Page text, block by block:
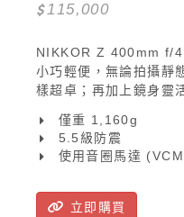
115,000
NIKKOR Z 400mm f/
小巧輕便，無論拍攝靜
樣超卓；再加上鏡身靈
僅重 1,160g
5.5級防震
使用音圈馬達
立即購買